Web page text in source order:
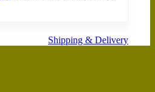
Shipping & Delivery